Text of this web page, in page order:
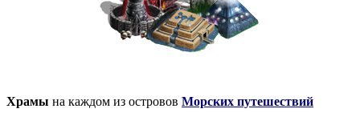
Храмы на каждом из островов Морских путешествий